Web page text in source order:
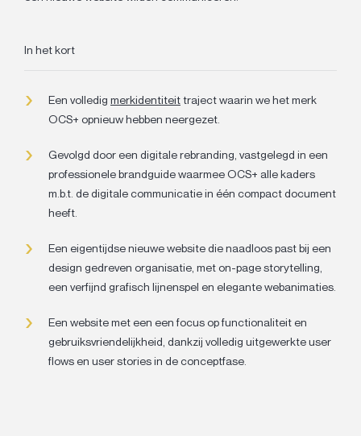
In het kort
Een volledig merkidentiteittraject waarin we het merk
OCS+ opnieuw hebben neergezet.
Gevolgd door een digitale rebranding, vastgelegd in een
professionele brandguide waarmee OCS+ alle kaders
m.b.t. de digitale communicatie in één compact document
heeft.
Een eigentijdse nieuwe website die naadloos past bij een
design gedreven organisatie, met on-page storytelling,
een verfijnd grafisch lijnenspel en elegante webanimaties.
Een website met een een focus op functionaliteit en
gebruiksvriendelijkheid, dankzij volledig uitgewerkte user
flows en user stories in de conceptfase.